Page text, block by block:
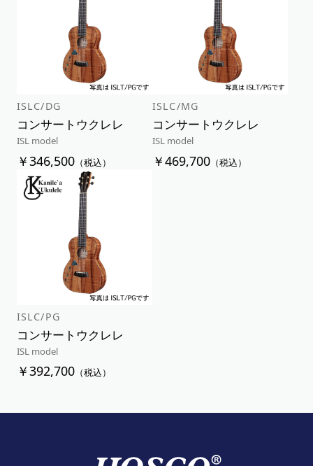
ISLC/DG
コンサートウクレレ
ISL model
￥346,500（税込）
ISLC/MG
コンサートウクレレ
ISL model
￥469,700 （税込）
ISLC/PG
コンサートウクレレ
ISL model
￥392,700（税込）